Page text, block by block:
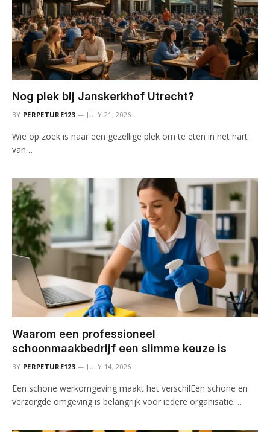
Nog plek bij Janskerkhof Utrecht?
BY PERPETURE123 JULY 21, 2026
Wie op zoek is naar een gezellige plek om te eten in het hart
van…
Waarom een professioneel
schoonmaakbedrijf een slimme keuze is
BY PERPETURE123 JULY 14, 2026
Een schone werkomgeving maakt het verschilEen schone en
verzorgde omgeving is belangrijk voor iedere organisatie.…